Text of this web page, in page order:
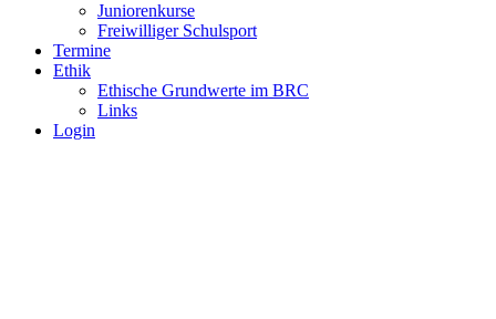
Juniorenkurse
Freiwilliger Schulsport
Termine
Ethik
Ethische Grundwerte im BRC
Links
Login